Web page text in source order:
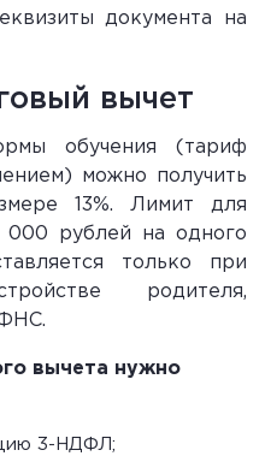
документа на
вычет
обучения (тариф
можно получить
13%. Лимит для
000 рублей на одного
только при
родителя,
вычета нужно
3-НДФЛ;